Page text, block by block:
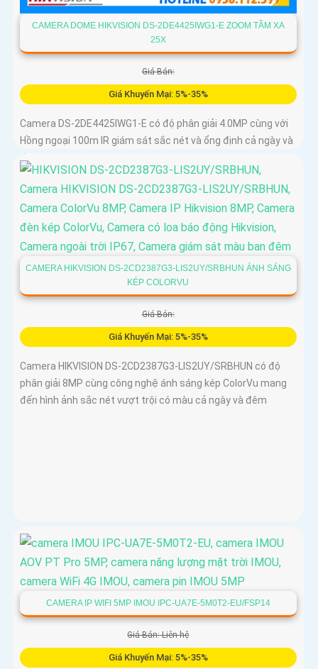
CAMERA DOME HIKVISION DS-2DE4425IWG1-E ZOOM TẦM XA
25X
Giá Bán:
Giá Khuyến Mại: 5%-35%
Camera DS-2DE4425IWG1-E có độ phân giải 4.0MP cùng với
Hồng ngoại 100m IR giám sát sắc nét và ổng định cả ngày và
đêm
CAMERA HIKVISION DS-2CD2387G3-LIS2UY/SRBHUN ÁNH SÁNG
KÉP COLORVU
Giá Bán:
Giá Khuyến Mại: 5%-35%
Camera HIKVISION DS-2CD2387G3-LIS2UY/SRBHUN có độ
phân giải 8MP cùng công nghệ ánh sáng kép ColorVu mang
đến hình ảnh sắc nét vượt trội có màu cả ngày và đêm
CAMERA IP WIFI 5MP IMOU IPC-UA7E-5M0T2-EU/FSP14
Giá Bán: Liên hệ
Giá Khuyến Mại: 5%-35%